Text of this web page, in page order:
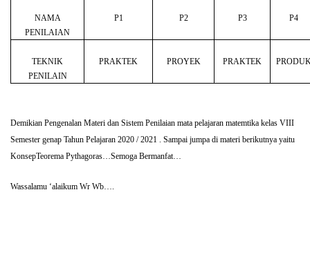
NAMA
PENILAIAN
P1 P2 P3 P4
TEKNIK
PENILAIN
PRAKTEK PROYEK PRAKTEK
Demikian Pengenalan Materi dan Sistem Penilaian mata pelajaran matemtika kelas VIII
Semester genap Tahun Pelajaran 2020 / 2021 . Sampai jumpa di materi berikutnya yaitu
KonsepTeorema Pythagoras…Semoga Bermanfat…
Wassalamu ‘alaikum Wr Wb….